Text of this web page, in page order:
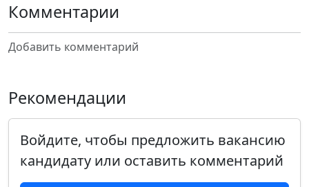
Комментарии
Добавить комментарий
Рекомендации
Войдите, чтобы предложить вакансию
кандидату или оставить комментарий